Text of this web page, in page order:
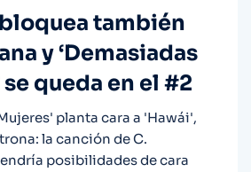
también
y ‘Demasiadas
se queda en el #2
planta cara a 'Hawái',
la canción de C.
posibilidades de cara